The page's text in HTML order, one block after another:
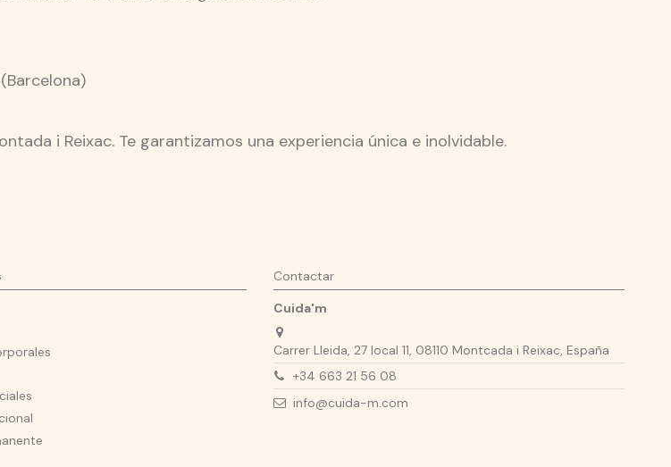
i Reixac. Te garantizamos una experiencia única e inolvidable.
Contactar
Cuida'm
Carrer Lleida, 27 local 11, 08110 Montcada i Reixac, España
+34 663 21 56 08
info@cuida-m.com